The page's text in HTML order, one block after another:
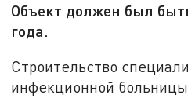
Объект должен был
года.
Строительство
инфекционной